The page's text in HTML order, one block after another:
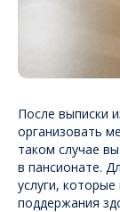
После выписки
организовать
таком случае
в пансионате.
услуги,
поддержания